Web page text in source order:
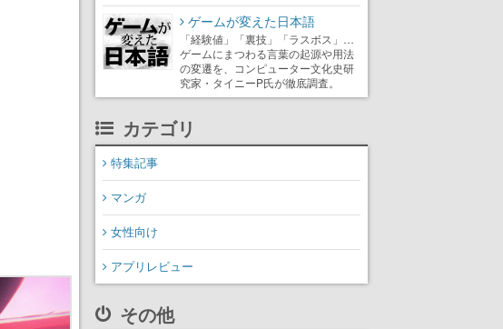
ゲームが変えた日本語
「経験値」「裏技」「ラスボス」…
ゲームにまつわる言葉の起源や用法
の変遷を、コンピューター文化史研
究家・タイニーP氏が徹底調査。
カテゴリ
特集記事
マンガ
女性向け
アプリレビュー
その他